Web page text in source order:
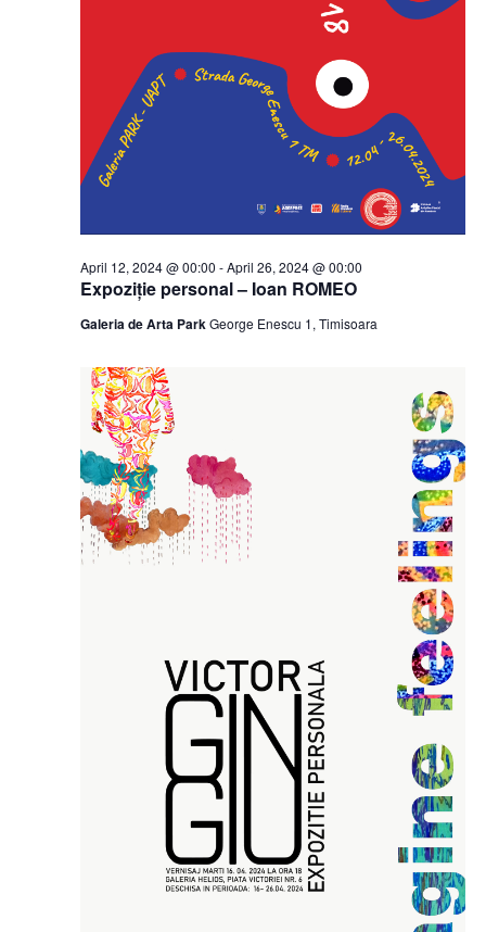
Expoziție personal – Ioan ROMEO
April 12, 2024 @ 00:00 -April 26, 2024 @ 00:00
Galeria de Arta ParkGeorge Enescu 1, Timisoara